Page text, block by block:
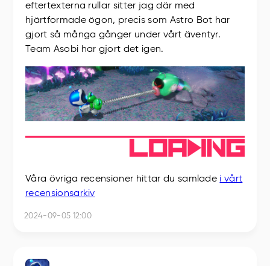
eftertexterna rullar sitter jag där med
hjärtformade ögon, precis som Astro Bot har
gjort så många gånger under vårt äventyr.
Team Asobi har gjort det igen.
Våra övriga recensioner hittar du samlade i vårt
recensionsarkiv
2024-09-05 12:00